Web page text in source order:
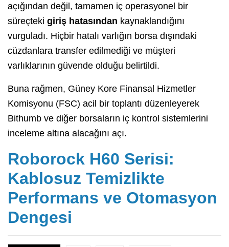
açığından değil, tamamen iç operasyonel bir
süreçteki giriş hatasından kaynaklandığını
vurguladı. Hiçbir hatalı varlığın borsa dışındaki
cüzdanlara transfer edilmediği ve müşteri
varlıklarının güvende olduğu belirtildi.
Buna rağmen, Güney Kore Finansal Hizmetler
Komisyonu (FSC) acil bir toplantı düzenleyerek
Bithumb ve diğer borsaların iç kontrol sistemlerini
inceleme altına alacağını açı.
Roborock H60 Serisi:
Kablosuz Temizlikte
Performans ve Otomasyon
Dengesi